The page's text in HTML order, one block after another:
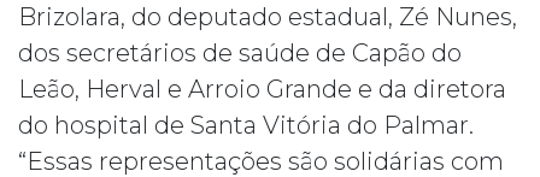
Brizolara, do deputado estadual, Zé Nunes,
dos secretários de saúde de Capão do
Leão, Herval e Arroio Grande e da diretora
do hospital de Santa Vitória do Palmar.
“Essas representações são solidárias com